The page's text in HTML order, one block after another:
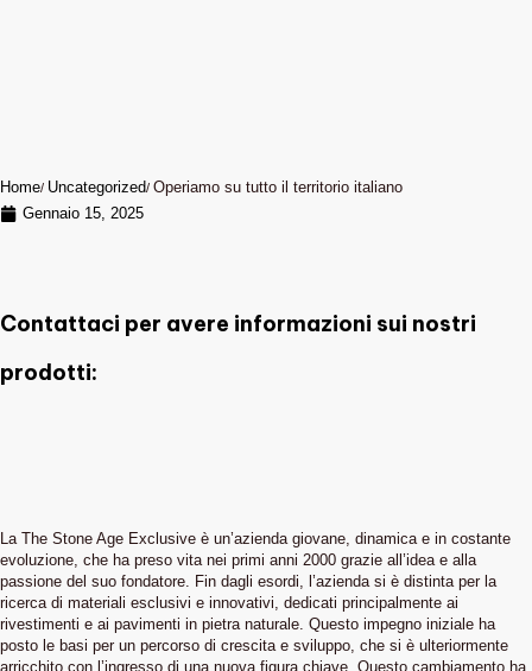
Home Uncategorized Operiamo su tutto il territorio italiano
Gennaio 15, 2025
Contattaci per avere informazioni sui nostri
prodotti:
La The Stone Age Exclusive è un’azienda giovane, dinamica e in costante
evoluzione, che ha preso vita nei primi anni 2000 grazie all’idea e alla
passione del suo fondatore. Fin dagli esordi, l’azienda si è distinta per la
ricerca di materiali esclusivi e innovativi, dedicati principalmente ai
rivestimenti e ai pavimenti in pietra naturale. Questo impegno iniziale ha
posto le basi per un percorso di crescita e sviluppo, che si è ulteriormente
arricchito con l’ingresso di una nuova figura chiave. Questo cambiamento ha